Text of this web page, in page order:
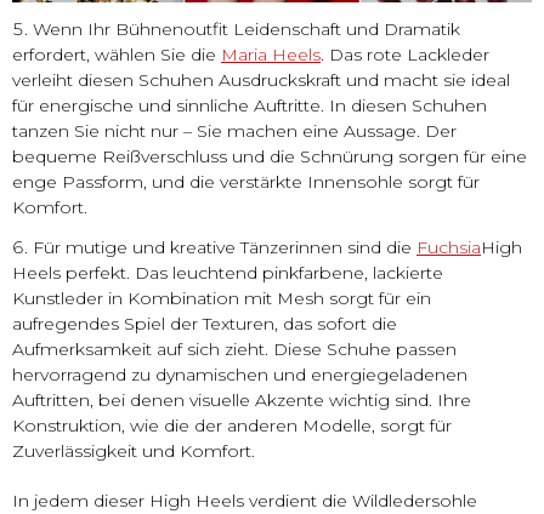
Wenn Ihr Bühnenoutfit Leidenschaft und Dramatik
erfordert, wählen Sie die Maria Heels. Das rote Lackleder
verleiht diesen Schuhen Ausdruckskraft und macht sie ideal
für energische und sinnliche Auftritte. In diesen Schuhen
tanzen Sie nicht nur – Sie machen eine Aussage. Der
bequeme Reißverschluss und die Schnürung sorgen für eine
enge Passform, und die verstärkte Innensohle sorgt für
Komfort.
Für mutige und kreative Tänzerinnen sind die FuchsiaHigh
Heels perfekt. Das leuchtend pinkfarbene, lackierte
Kunstleder in Kombination mit Mesh sorgt für ein
aufregendes Spiel der Texturen, das sofort die
Aufmerksamkeit auf sich zieht. Diese Schuhe passen
hervorragend zu dynamischen und energiegeladenen
Auftritten, bei denen visuelle Akzente wichtig sind. Ihre
Konstruktion, wie die der anderen Modelle, sorgt für
Zuverlässigkeit und Komfort.
In jedem dieser High Heels verdient die Wildledersohle